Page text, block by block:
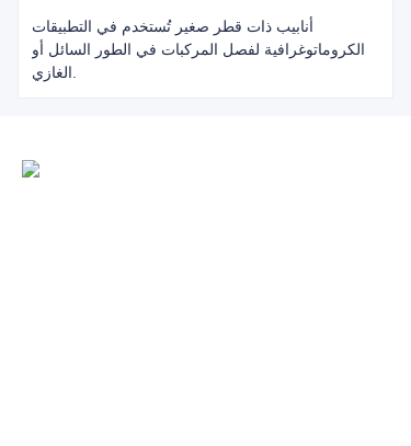
أنابيب ذات قطر صغير تُستخدم في التطبيقات
الكروماتوغرافية لفصل المركبات في الطور السائل أو